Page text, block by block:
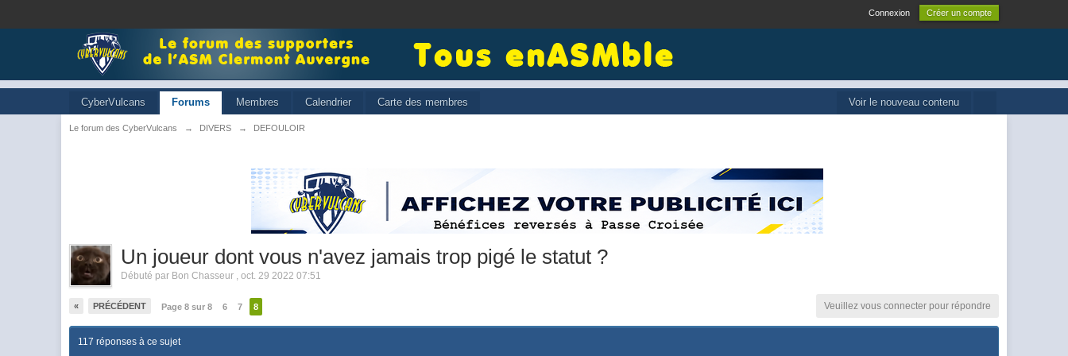
Connexion Créer un compte
Voir le nouveau contenu
CyberVulcans Forums Membres Calendrier Carte des membres
Le forum des CyberVulcans → DIVERS → DEFOULOIR
Un joueur dont vous n'avez jamais trop pigé le statut ?
Débuté par Bon Chasseur ,oct. 29 2022 07:51
« PRÉCÉDENT Page 8 sur 8 6 7 8 Veuillez vous connecter pour répondre
117 réponses à ce sujet